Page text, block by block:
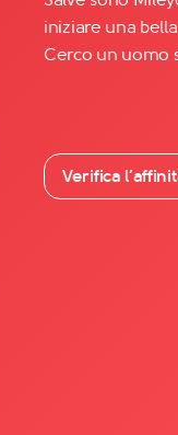
TikTok
iniziare una
Cerco un uomo
Verifica